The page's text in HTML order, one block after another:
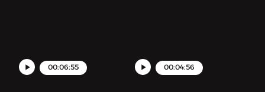
00:06:55 00:04:56